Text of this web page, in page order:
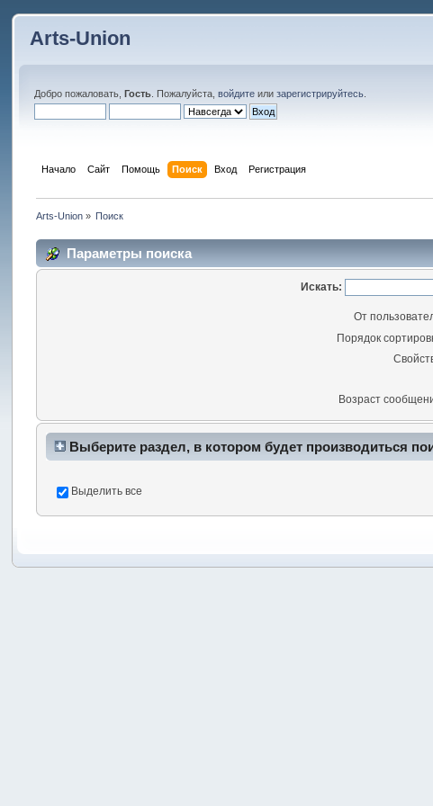
Arts-Union
Добро пожаловать,Гость . Пожалуйста,войдите илизарегистрируйтесь
Начало Сайт Помощь Поиск Вход Регистрация
Arts-Union» Поиск
Параметры поиска
Искать:
От
Порядок
Возраст
Выберите раздел, в котором будет производиться
Выделить все